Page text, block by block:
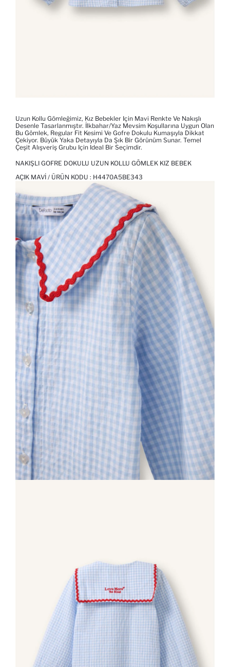
Uzun Kollu Gömleğimiz, Kız Bebekler Için Mavi Renkte Ve Nakışlı
Desenle Tasarlanmıştır. İlkbahar/Yaz Mevsim Koşullarına Uygun Olan
Bu Gömlek, Regular Fit Kesimi Ve Gofre Dokulu Kumaşıyla Dikkat
Çekiyor. Büyük Yaka Detayıyla Da Şık Bir Görünüm Sunar. Temel
Çeşit Alışveriş Grubu Için Ideal Bir Seçimdir.
NAKIŞLI GOFRE DOKULU UZUN KOLLU GÖMLEK KIZ BEBEK
AÇIK MAVI / ÜRÜN KODU : H4470A5BE343